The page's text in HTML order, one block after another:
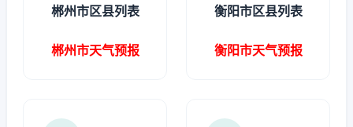
郴州市区县列表
郴州市天气预报
衡阳市区县列表
衡阳市天气预报